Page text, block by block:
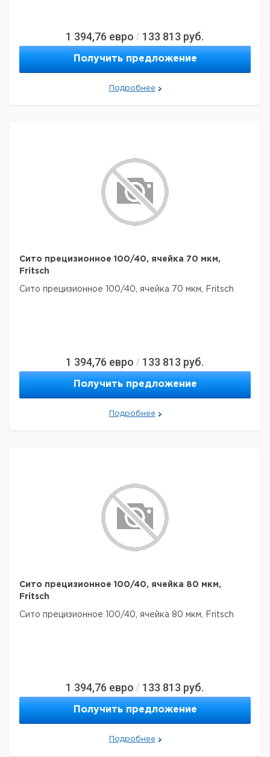
1 394,76 евро / 133 813 руб.
Получить предложение
Подробнее
Сито прецизионное 100/40, ячейка 70 мкм,
Fritsch
Сито прецизионное 100/40, ячейка 70 мкм, Fritsch
1 394,76 евро / 133 813 руб.
Получить предложение
Подробнее
Сито прецизионное 100/40, ячейка 80 мкм,
Fritsch
Сито прецизионное 100/40, ячейка 80 мкм, Fritsch
1 394,76 евро / 133 813 руб.
Получить предложение
Подробнее